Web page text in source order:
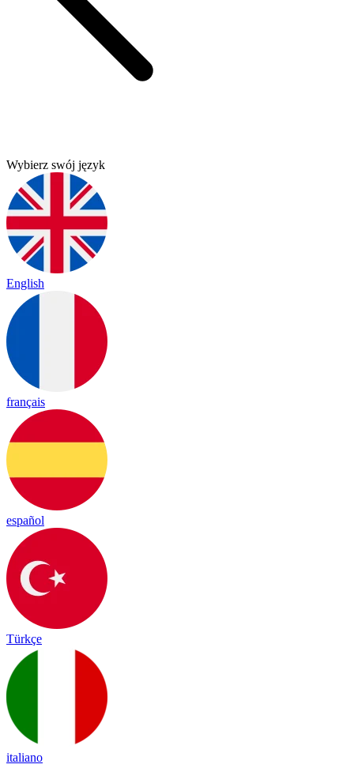
Wybierz swój język
English
français
español
Türkçe
italiano